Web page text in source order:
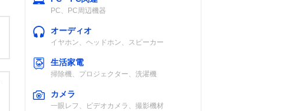
PC、PC周辺機器
オーディオ
イヤホン、ヘッドホン、スピーカー
生活家電
掃除機、プロジェクター、洗濯機
カメラ
一眼レフ、ビデオカメラ、撮影機材